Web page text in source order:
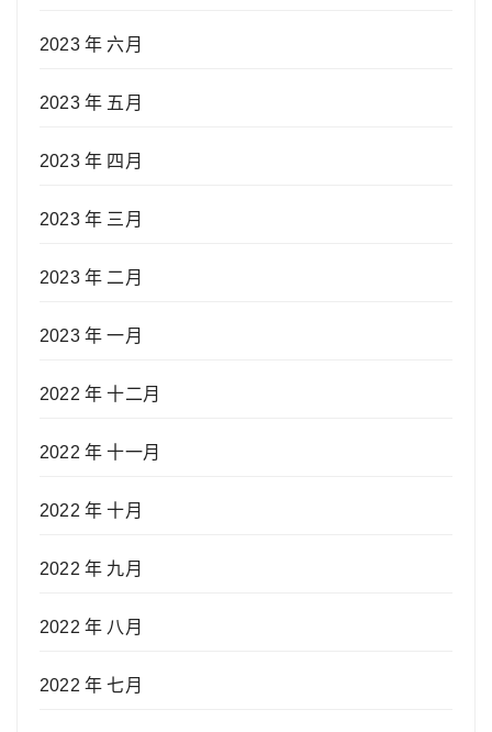
2023 年 六月
2023 年 五月
2023 年 四月
2023 年 三月
2023 年 二月
2023 年 一月
2022 年 十二月
2022 年 十一月
2022 年 十月
2022 年 九月
2022 年 八月
2022 年 七月